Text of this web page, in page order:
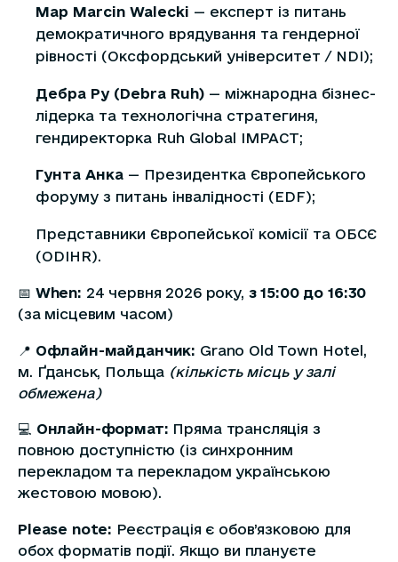
Мар Marcin Walecki — експерт із питань
демократичного врядування та гендерної
рівності (Оксфордський університет / NDI);
Дебра Ру (Debra Ruh) — міжнародна бізнес-
лідерка та технологічна стратегиня,
гендиректорка Ruh Global IMPACT;
Гунта Анка — Президентка Європейського
форуму з питань інвалідності (EDF);
Представники Європейської комісії та ОБСЄ
(ODIHR).
📅 When: 24 червня 2026 року, з 15:00 до 16:30
(за місцевим часом)
📍 Офлайн-майданчик: Grano Old Town Hotel,
м. Ґданськ, Польща (кількість місць у залі
обмежена)
💻 Онлайн-формат: Пряма трансляція з
повною доступністю (із синхронним
перекладом та перекладом українською
жестовою мовою).
Please note: Реєстрація є обов’язковою для
обох форматів події. Якщо ви плануєте